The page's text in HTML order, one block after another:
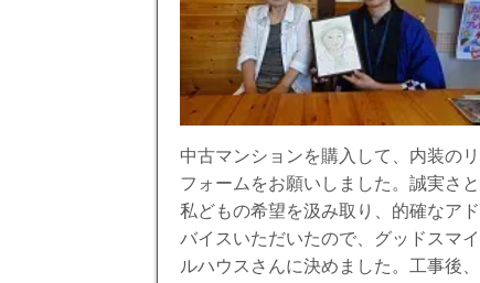
中古マンションを購入して、内装のリ
フォームをお願いしました。誠実さと
私どもの希望を汲み取り、的確なアド
バイスいただいたので、グッドスマイ
ルハウスさんに決めました。工事後、